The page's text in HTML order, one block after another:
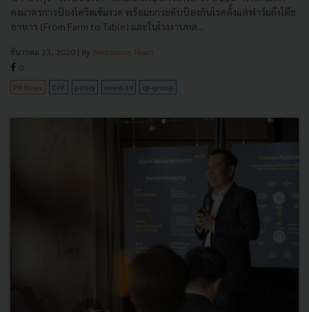
คงมาตรการป้องโควิดเข้มงวด พร้อมยกระดับป้องกันโรคตั้งแต่ฟาร์มถึงโต๊ะ
อาหาร (From Farm to Table) และในโรงงานหล...
ธันวาคม 23, 2020 | By Techsauce Team
0
PR News CPF policy covid-19 cp-group